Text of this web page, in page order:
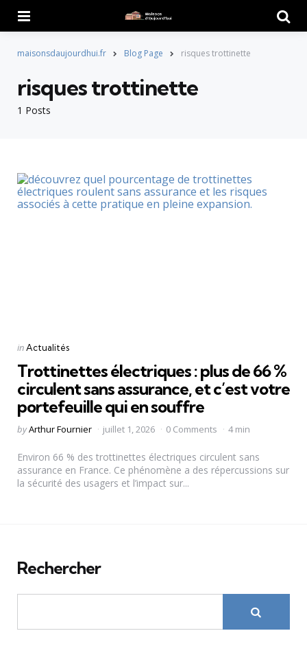
maisonsdaujourdhui.fr Blog Page risques trottinette
1 Posts
risques trottinette
Categories
Posted
inActualités
Trottinettes électriques : plus de 66 %
circulent sans assurance, et c’est votre
portefeuille qui en souffre
Posted
byArthur Fournier juillet 1, 2026 0 Comments 4 min
Environ 66 % des trottinettes électriques circulent sans
assurance en France. Ce phénomène a des répercussions sur
la sécurité des usagers et l’impact sur...
Rechercher